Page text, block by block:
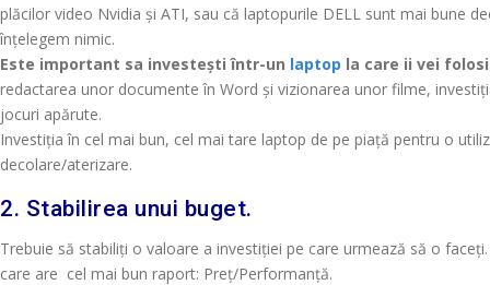
plăcilor video Nvidia și ATI, sau că laptopurile DELL sunt mai bune
înțelegem nimic.
Este important sa investești într-un laptop la care ii vei
redactarea unor documente în Word și vizionarea unor filme,
jocuri apărute.
Investiția în cel mai bun, cel mai tare laptop de pe piață pentru o
decolare/aterizare.
2. Stabilirea unui buget.
Trebuie să stabiliți o valoare a investiției pe care urmează să o
care are cel mai bun raport: Preț/Performanță.